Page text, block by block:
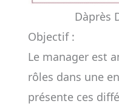
Dàprès
Objectif :
Le manager est
rôles dans une
présente ces